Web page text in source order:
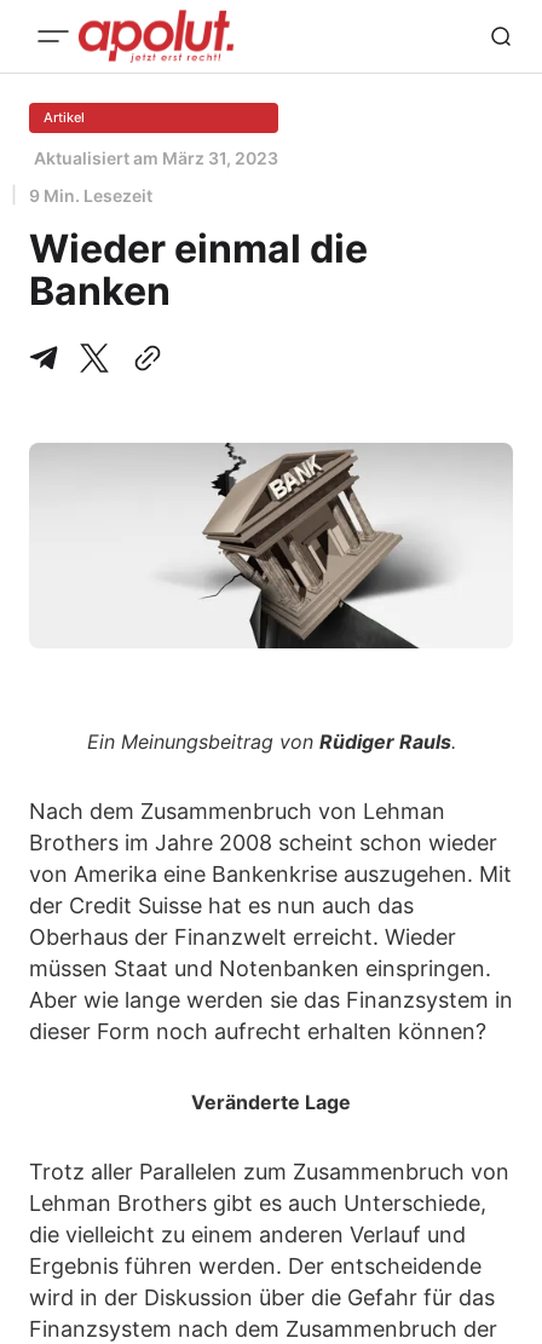
Artikel
Aktualisiert am März 31, 2023
9 Min. Lesezeit
Wieder einmal die
Banken
Ein Meinungsbeitrag von Rüdiger Rauls.
Nach dem Zusammenbruch von Lehman
Brothers im Jahre 2008 scheint schon wieder
von Amerika eine Bankenkrise auszugehen. Mit
der Credit Suisse hat es nun auch das
Oberhaus der Finanzwelt erreicht. Wieder
müssen Staat und Notenbanken einspringen.
Aber wie lange werden sie das Finanzsystem in
dieser Form noch aufrecht erhalten können?
Veränderte Lage
Trotz aller Parallelen zum Zusammenbruch von
Lehman Brothers gibt es auch Unterschiede,
die vielleicht zu einem anderen Verlauf und
Ergebnis führen werden. Der entscheidende
wird in der Diskussion über die Gefahr für das
Finanzsystem nach dem Zusammenbruch der